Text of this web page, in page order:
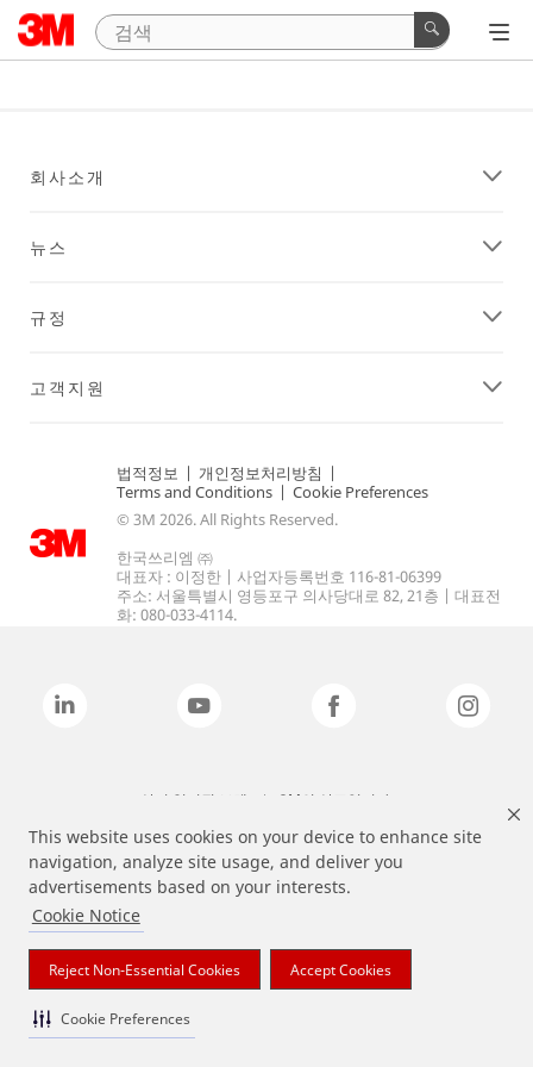
This website uses cookies on your device to enhance site
navigation, analyze site usage, and deliver you
advertisements based on your interests.
Cookie Notice
Reject Non-Essential Cookies Accept Cookies
Cookie Preferences
회사소개
뉴스
규정
고객지원
법적정보 | 개인정보처리방침 |
Terms and Conditions | Cookie Preferences
© 3M 2026. All Rights Reserved.
한국쓰리엠 ㈜
대표자 : 이정한 | 사업자등록번호 116-81-06399
주소: 서울특별시 영등포구 의사당대로 82, 21층 | 대표전
화: 080-033-4114.
상기 열거된 브랜드는 3M의 상표입니다.